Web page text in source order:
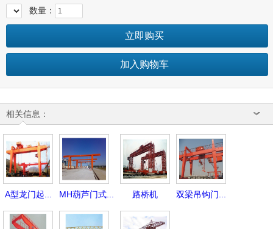
数量：
立即购买
加入购物车
相关信息：
A型龙门起... MH葫芦门式... 路桥机 双梁吊钩门...